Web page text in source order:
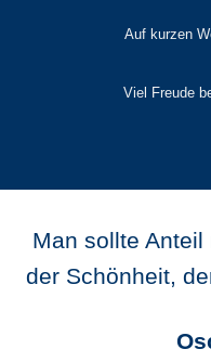
Auf kurzen
Viel Freude
Man sollte
der Schönheit,